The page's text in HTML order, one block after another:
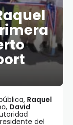
Raquel
David
del